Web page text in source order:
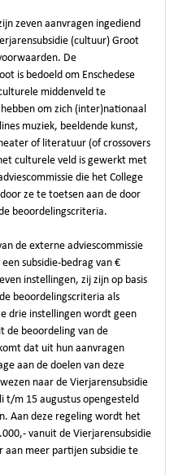
zeven aanvragen ingediend
(cultuur) Groot
De
is bedoeld om Enschedese
middenveld te
om zich (inter)nationaal
muziek, beeldende kunst,
of literatuur (of crossovers
culturele veld is gewerkt met
die het College
ze te toetsen aan de door
beoordelingscriteria.
de externe adviescommissie
subsidie-bedrag van €
instellingen, zij zijn op basis
beoordelingscriteria als
drie instellingen wordt geen
de beoordeling van de
dat uit hun aanvragen
aan de doelen van deze
naar de Vierjarensubsidie
t/m 15 augustus opengesteld
Aan deze regeling wordt het
vanuit de Vierjarensubsidie
meer partijen subsidie te